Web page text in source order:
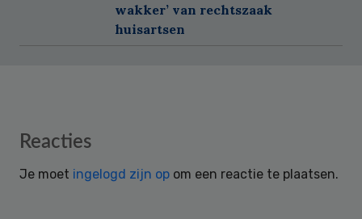
wakker’ van rechtszaak
huisartsen
Reader
Reacties
Je moet ingelogd zijn op om een reactie te plaatsen.